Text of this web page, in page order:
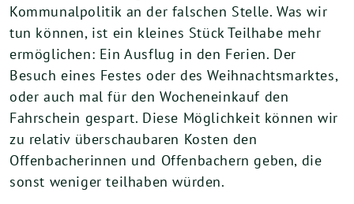
Kommunalpolitik an der falschen Stelle. Was wir
tun können, ist ein kleines Stück Teilhabe mehr
ermöglichen: Ein Ausflug in den Ferien. Der
Besuch eines Festes oder des Weihnachtsmarktes,
oder auch mal für den Wocheneinkauf den
Fahrschein gespart. Diese Möglichkeit können wir
zu relativ überschaubaren Kosten den
Offenbacherinnen und Offenbachern geben, die
sonst weniger teilhaben würden.